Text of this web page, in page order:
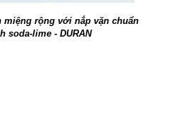
miệng rộng với nắp vặn chuẩn
soda-lime - DURAN